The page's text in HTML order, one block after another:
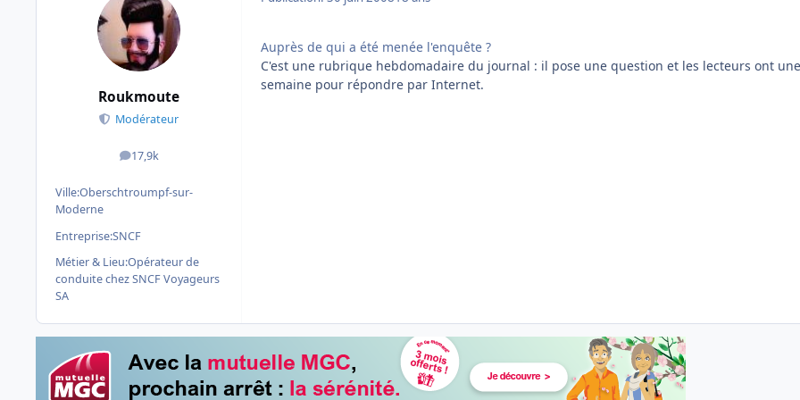
Roukmoute
Modérateur
17,9k
messages
Ville:Oberschtroumpf-sur-
Moderne
Entreprise:SNCF
Métier & Lieu:Opérateur de
conduite chez SNCF Voyageurs
SA
Auprès de qui a été menée l'enquête ?
C'est une rubrique hebdomadaire du journal : il pose une question et les lecteurs ont une
semaine pour répondre par Internet.